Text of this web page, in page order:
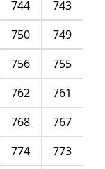
743
744
749
750
755
756
761
762
767
768
773
774